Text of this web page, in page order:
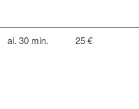
al. 30 min. 25 €